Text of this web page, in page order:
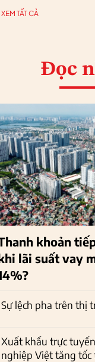
XEM TẤT CẢ
Đọc
khoản
lãi suất vay
Sự lệch pha trên thị
Xuất khẩu trực
nghiệp Việt tăng tốc